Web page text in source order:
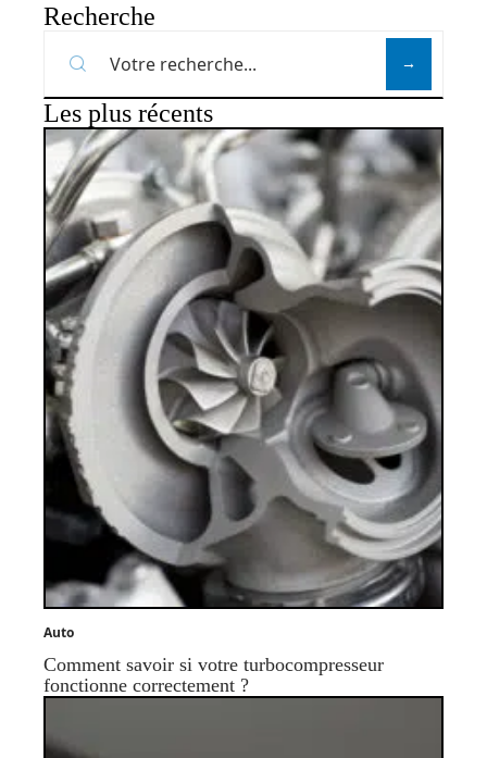
Recherche
Les plus récents
Auto
Comment savoir si votre turbocompresseur
fonctionne correctement ?